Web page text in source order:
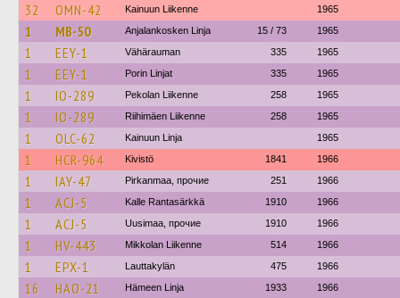
32 OMN-42 Kainuun Liikenne 1965
1 MB-50 Anjalankosken Linja 15 / 73 1965
1 EEY-1 Vähärauman 335 1965
1 EEY-1 Porin Linjat 335 1965
1 IO-289 Pekolan Liikenne 258 1965
1 IO-289 Riihimäen Liikenne 258 1965
1 OLC-62 Kainuun Linja 1965
1 HCR-964 Kivistö 1841 1966
1 IAY-47 Pirkanmaa, прочие 251 1966
1 ACJ-5 Kalle Rantasärkkä 1910 1966
1 ACJ-5 Uusimaa, прочие 1910 1966
1 HV-443 Mikkolan Liikenne 514 1966
1 EPX-1 Lauttakylän 475 1966
16 HAO-21 Hämeen Linja 1933 1966